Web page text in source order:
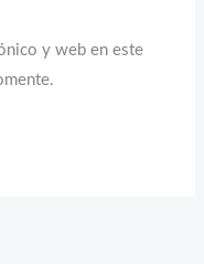
y web en este